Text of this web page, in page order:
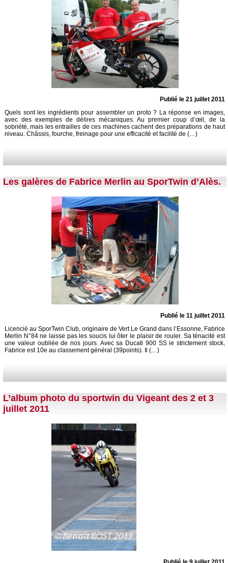
Publié le 21 juillet 2011
Quels sont les ingrédients pour assembler un proto ? La réponse en images,
avec des exemples de délires mécaniques. Au premier coup d’œil, de la
sobriété, mais les entrailles de ces machines cachent des préparations de haut
niveau. Châssis, fourche, freinage pour une efficacité et facilité de (…)
Les galères de Fabrice Merlin au SporTwin d’Alès.
Publié le 11 juillet 2011
Licencié au SporTwin Club, originaire de Vert Le Grand dans l’Essonne, Fabrice
Merlin N°84 ne laisse pas les soucis lui ôter le plaisir de rouler. Sa ténacité est
une valeur oubliée de nos jours. Avec sa Ducati 900 SS ie strictement stock,
Fabrice est 10e au classement général (39points). Il (…)
L’album photo du sportwin du Vigeant des 2 et 3
juillet 2011